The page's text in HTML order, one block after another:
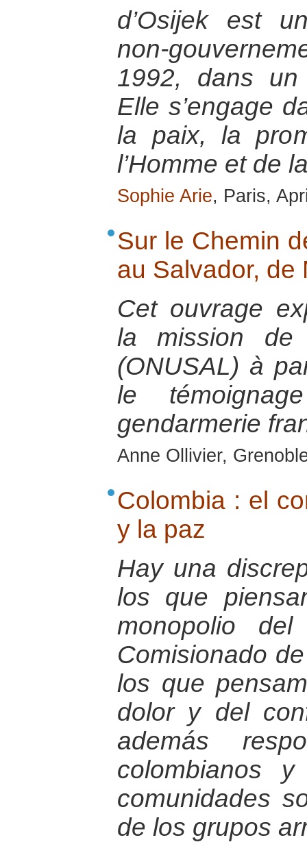
d’Osijek est
non-
1992, dans
Elle s’engage
la paix, la
l’Homme et de
Sophie Arie, Paris,
Sur le Chemin
au Salvador, de
Cet ouvrage
la mission de
(ONUSAL) à
le
gendarmerie
Anne Ollivier,
Colombia : el
y la paz
Hay una
los que
monopolio
Comisionado
los que
dolor y del
además
colombianos
comunidades
de los grupos